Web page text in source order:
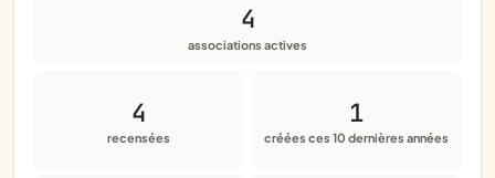
4
associations actives
4
recensées
1
créées ces 10 dernières années